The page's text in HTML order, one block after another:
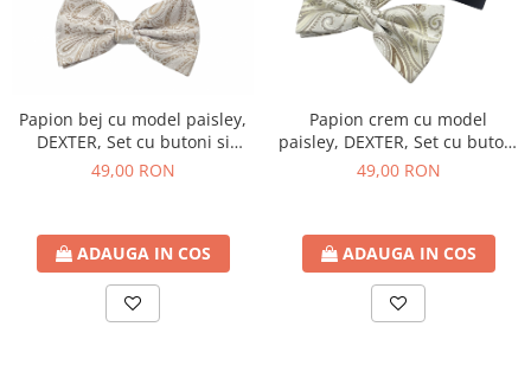
Papion bej cu model paisley,
DEXTER, Set cu butoni si
batista
49,00 RON
ADAUGA IN COS
Papion crem cu model
paisley, DEXTER, Set cu butoni
si batista
49,00 RON
ADAUGA IN COS